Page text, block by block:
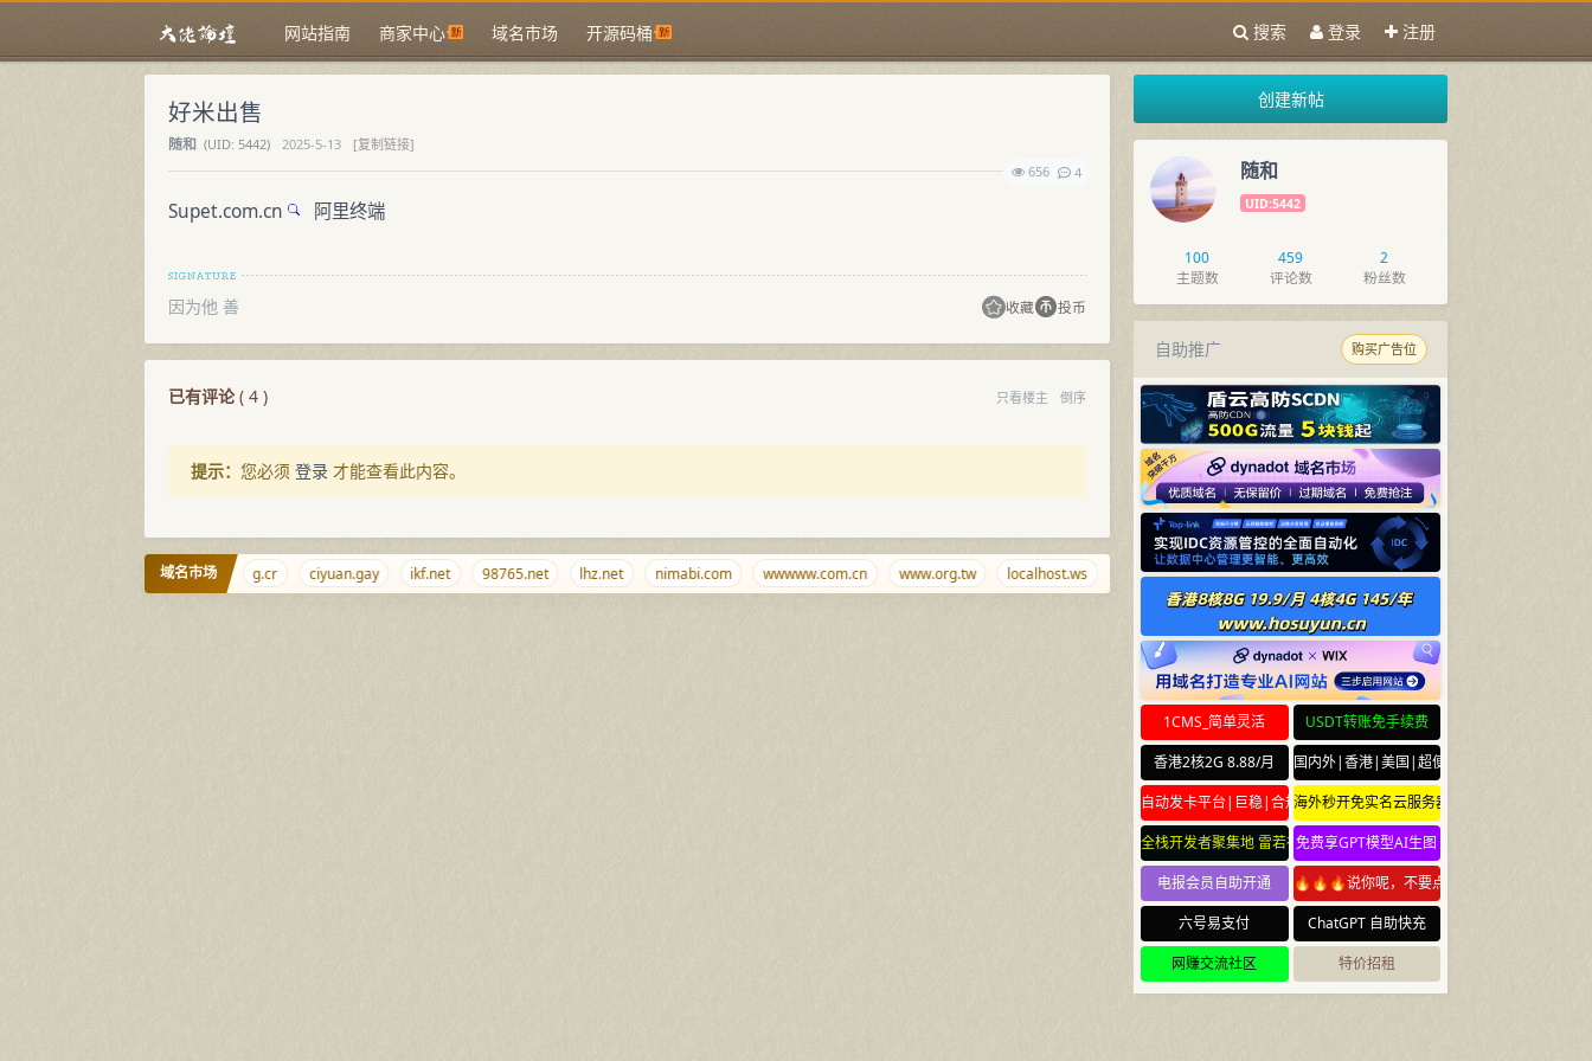
网站指南 商家中心 域名市场 开源码桶 搜索 登录 注册
好米出售
随和 (UID: 5442) 2025-5-13
[复制链接]
656
4
Supet.com.cn 阿里终端
因为他 善 收藏 投币
已有评论( 4 ) 只看楼主 倒序
提示： 您必须 登录 才能查看此内容。
域名市场
aizhaocha.com g.cr ciyuan.gay ikf.net 98765.net lhz.net nimabi.com wwwww.com.cn www.org.tw localhost.ws meta.yun gmbh.gmbh caoliu.cn nima.bi
创建新帖
随和
UID:5442
100
主题数
459
评论数
2
粉丝数
自助推广 购买广告位
1CMS_简单灵活
USDT转账免手续费
香港2核2G 8.88/月
国内外|香港|美国|超便宜云服务器
自动发卡平台|巨稳|合规海外秒开免实名云服务器
全栈开发者聚集地 雷若社区 leiruo.com
免费享GPT模型AI生图
电报会员自助开通
🔥🔥🔥说你呢，不要点🔥🔥🔥
六号易支付
ChatGPT 自助快充
网赚交流社区
特价招租